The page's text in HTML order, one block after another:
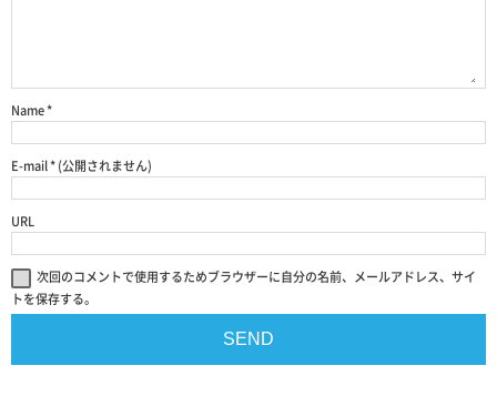
Name*
E-mail*(公開されません)
URL
次回のコメントで使用するためブラウザーに自分の名前、メールアドレス、サイ
トを保存する。